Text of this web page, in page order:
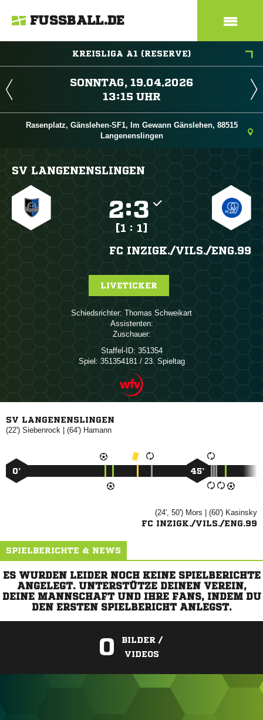
FUSSBALL.DE
KREISLIGA A1 (RESERVE)
 
 
Rasenplatz, Gänslehen-SF1, Im Gewann Gänslehen, 88515
Langenenslingen
SV LANGENENSLINGEN
:
[1 : 1]
FC INZIGK./​VILS./​ENG.99
LIVETICKER
Schiedsrichter:  
Assistenten:
Zuschauer:
Staffel-ID: 351354
Spiel: 351354181 / 23. Spieltag
SV LANGENENSLINGEN
(22')  | (64') 
0’ 45’
(24', 50')  | (60') 
FC INZIGK./VILS./ENG.99
SPIELBERICHTE & NEWS
ES WURDEN LEIDER NOCH KEINE SPIELBERICHTE
ANGELEGT. UNTERSTÜTZE DEINEN VEREIN,
DEINE MANNSCHAFT UND IHRE FANS, INDEM DU
DEN ERSTEN SPIELBERICHT ANLEGST.
0
BILDER /
VIDEOS